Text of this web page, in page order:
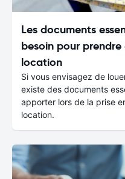
Les documents
besoin pour
location
Si vous envisagez de
existe des documents
apporter lors de la prise
location.